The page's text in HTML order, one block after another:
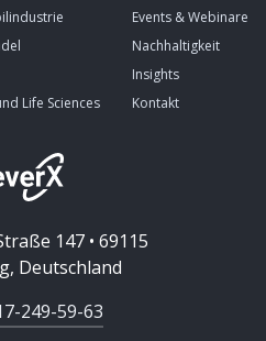
Life Sciences
Events & Webinare
Nachhaltigkeit
Insights
Kontakt
147 • 69115
Deutschland
249-59-63